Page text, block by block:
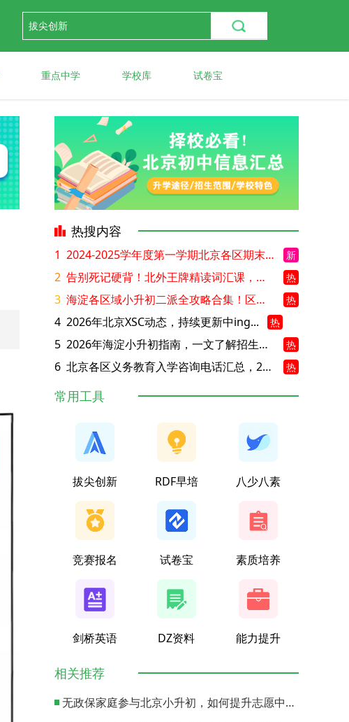
重点中学 学校库 试卷宝
热搜内容
1 2024-2025学年度第一学期北京各区期末考试真题试卷汇总 新
2 告别死记硬背！北外王牌精读词汇课，帮孩子突破英语词汇难关 热
3 海淀各区域小升初二派全攻略合集！区域一至五志愿填报、升学策略详解 热
4 2026年北京XSC动态，持续更新中ing... 热
5 2026年海淀小升初指南，一文了解招生政策要点 热
6 北京各区义务教育入学咨询电话汇总，25年小升初家长提前收藏 热
常用工具
拔尖创新 RDF早培 八少八素
竞赛报名 试卷宝 素质培养
剑桥英语 DZ资料 能力提升
相关推荐
无政保家庭参与北京小升初，如何提升志愿中签概率？